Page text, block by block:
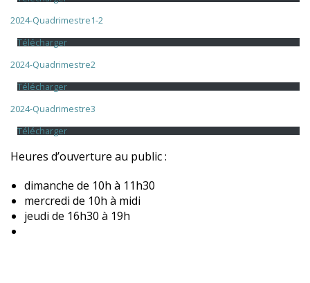
2024-Quadrimestre1-2
Télécharger
2024-Quadrimestre2
Télécharger
2024-Quadrimestre3
Télécharger
Heures d’ouverture au public :
dimanche de 10h à 11h30
mercredi de 10h à midi
jeudi de 16h30 à 19h